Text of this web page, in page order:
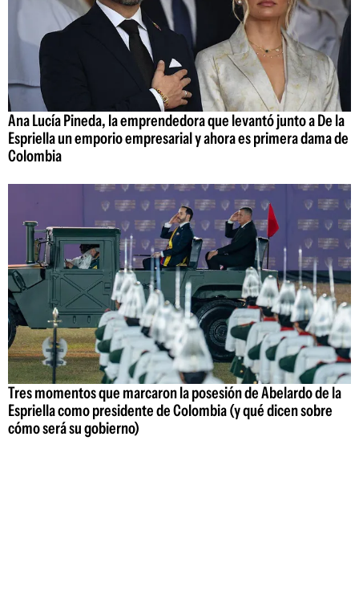
Ana Lucía Pineda, la emprendedora que levantó junto a De la
Espriella un emporio empresarial y ahora es primera dama de
Colombia
Tres momentos que marcaron la posesión de Abelardo de la
Espriella como presidente de Colombia (y qué dicen sobre
cómo será su gobierno)